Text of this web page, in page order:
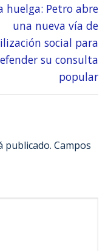
huelga: Petro abre
una nueva vía de
social para
su consulta
popular
publicado. Campos